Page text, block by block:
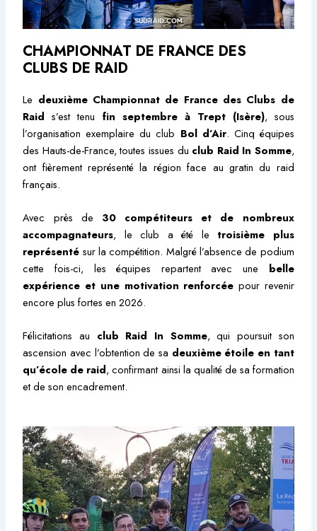
CHAMPIONNAT DE FRANCE DES
CLUBS DE RAID
Le deuxième Championnat de France des Clubs de
Raid s’est tenu fin septembre à Trept (Isère), sous
l’organisation exemplaire du club Bol d’Air. Cinq équipes
des Hauts-de-France, toutes issues du club Raid In Somme,
ont fièrement représenté la région face au gratin du raid
français.
Avec près de 30 compétiteurs et de nombreux
accompagnateurs, le club a été letroisième plus
représenté sur la compétition. Malgré l’absence de podium
cette fois-ci, les équipes repartent avec une belle
expérience et une motivation renforcée pour revenir
encore plus fortes en 2026.
Félicitations au club Raid In Somme, qui poursuit son
ascension avec l’obtention de sa deuxième étoile en tant
qu’école de raid, confirmant ainsi la qualité de sa formation
et de son encadrement.